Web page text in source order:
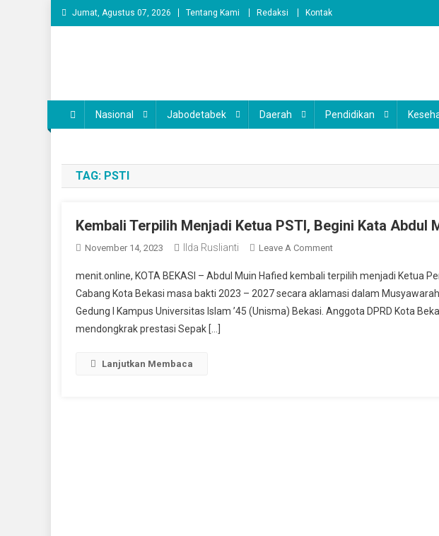
Skip
to
Jumat, Agustus 07, 2026 Tentang Kami Redaksi Kontak
Nasional Jabodetabek Daerah Pendidikan
TAG: PSTI
Kembali Terpilih Menjadi Ketua PSTI, Begini Kata Abdul
November 14, 2023 Ilda Ruslianti Leave A CommentOn
Terpilih
Menjadi
Ketua
menit.online, KOTA BEKASI – Abdul Muin Hafied kembali terpilih menjadi Ketua
Cabang Kota Bekasi masa bakti 2023 – 2027 secara aklamasi dalam
Gedung I Kampus Universitas Islam ’45 (Unisma) Bekasi. Anggota DPRD Kota
mendongkrak prestasi Sepak […]
Lanjutkan Membaca